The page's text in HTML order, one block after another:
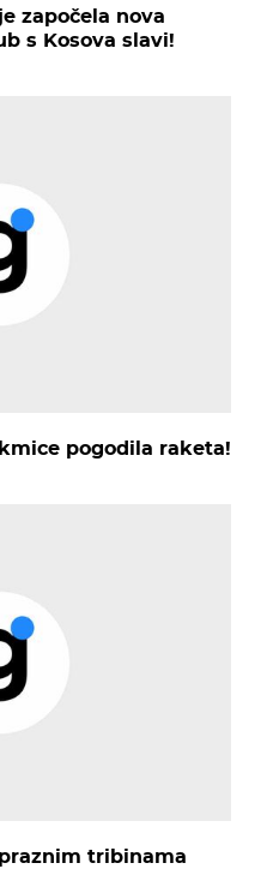
započela nova
s Kosova slavi!
pogodila raketa!
tribinama